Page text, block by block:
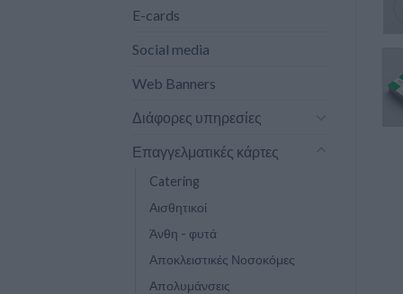
E-cards
Social media
Web Banners
Διάφορες υπηρεσίες
Επαγγελματικές κάρτες
Catering
Αισθητικοί
Άνθη - φυτά
Αποκλειστικές Νοσοκόμες
Απολυμάνσεις